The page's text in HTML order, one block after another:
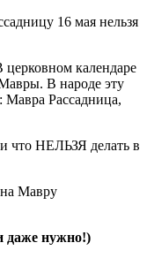
16 мая нельзя
церковном календаре
В народе эту
Мавра Рассадница,
НЕЛЬЗЯ делать в
нужно!)